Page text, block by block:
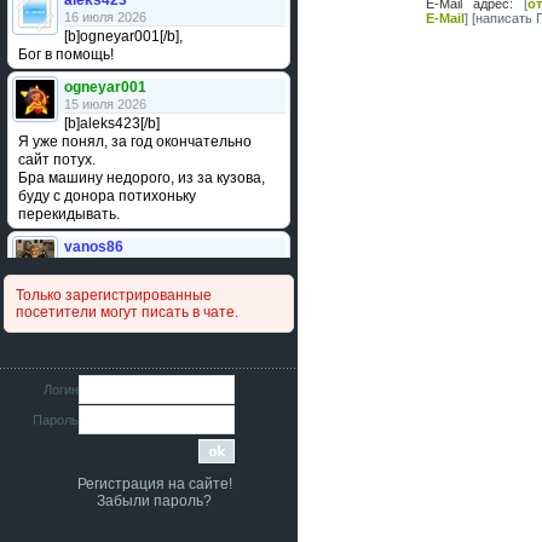
16 июля 2026
[b]ogneyar001[/b],
Бог в помощь!
ogneyar001
15 июля 2026
[b]aleks423[/b]
Я уже понял, за год окончательно
сайт потух.
Бра машину недорого, из за кузова,
буду с донора потихоньку
перекидывать.
vanos86
сравнивал подушку акпп бензиновой и
дизельной машины намера
4578063AG и 4578061AG? По фото
iMrCoffeeBLR4
11 июля 2026
[b]era124[/b],
Ага понял буду знать спасибо
era124
7 июля 2026
Только зарегистрированные
посетители могут писать в чате.
Логин
Пароль
Регистрация на сайте!
Забыли пароль?
E-Mail адрес:[
E-Mail] [написать